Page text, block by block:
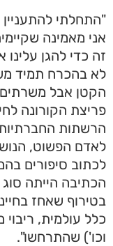
"התחלתי
אני מאמינה
זה כדי להגן
לא בהכרח תמיד
הקטן אבל
פריצת הקורונה
הרשתות
לאדם הפשוט,
לכתוב סיפורים
הכתיבה הייתה
בטירוף שאחז
כלל עולמית,
וכו') שהתרחשו".